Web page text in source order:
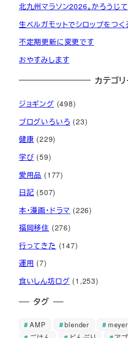
北九州マラソン2026。かろうじ
生ベルガモットでシロップをつく
不定期更新に変更です
おやすみします
カテゴ
ジョギング (498)
ブログいろいろ (23)
健康 (229)
学び (59)
愛用品 (177)
日記 (507)
本・漫画・ドラマ (226)
福岡移住 (276)
行ってきた (147)
運用 (7)
食いしん坊ログ (1,253)
タグ
AMP blender meyer